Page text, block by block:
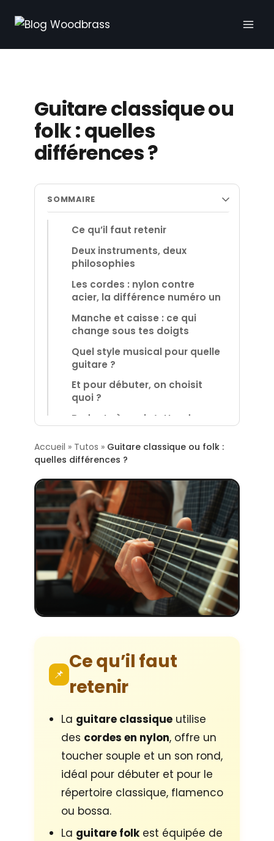
Guitare classique ou
folk : quelles
différences ?
SOMMAIRE
Ce qu’il faut retenir
Deux instruments, deux
philosophies
Les cordes : nylon contre
acier, la différence numéro un
Manche et caisse : ce qui
change sous tes doigts
Quel style musical pour quelle
guitare ?
Et pour débuter, on choisit
quoi ?
Budget : à quoi s’attendre
Le test ultime avant de te
décider
En conclusion : deux
instruments, deux mondes
Sources
Accueil » Tutos » Guitare classique ou folk :
quelles différences ?
📌
Ce qu’il faut
retenir
La guitare classique utilise
des cordes en nylon, offre un
toucher souple et un son rond,
idéal pour débuter et pour le
répertoire classique, flamenco
ou bossa.
La guitare folkest équipée de